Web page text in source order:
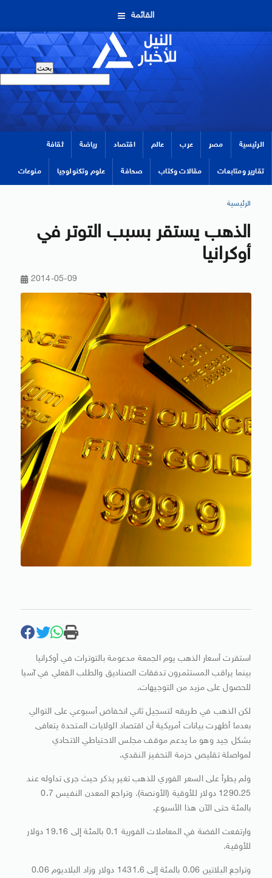
القائمة
الرئيسية مصر عرب عالم اقتصاد رياضة ثقافة
تقارير ومتابعات مقالات وكتاب صحافة علوم وتكنولوجيا منوعات
الرئيسية
الذهب يستقر بسبب التوتر في
أوكرانيا
2014-05-09
استقرت أسعار الذهب يوم الجمعة مدعومة بالتوترات في أوكرانيا
بينما يراقب المستثمرون تدفقات الصناديق والطلب الفعلي في آسيا
للحصول على مزيد من التوجيهات.
لكن الذهب في طريقه لتسجيل ثاني انخفاض أسبوعي على التوالي
بعدما أظهرت بيانات أمريكية أن اقتصاد الولايات المتحدة يتعافى
بشكل جيد وهو ما يدعم موقف مجلس الاحتياطي الاتحادي
لمواصلة تقليص حزمة التحفيز النقدي.
ولم يطرأ على السعر الفوري للذهب تغير يذكر حيث جرى تداوله عند
1290.25 دولار للأوقية (الأونصة). وتراجع المعدن النفيس 0.7
بالمئة حتى الآن هذا الأسبوع.
وارتفعت الفضة في المعاملات الفورية 0.1 بالمئة إلى 19.16 دولار
للأوقية.
وتراجع البلاتين 0.06 بالمئة إلى 1431.6 دولار وزاد البلاديوم 0.06